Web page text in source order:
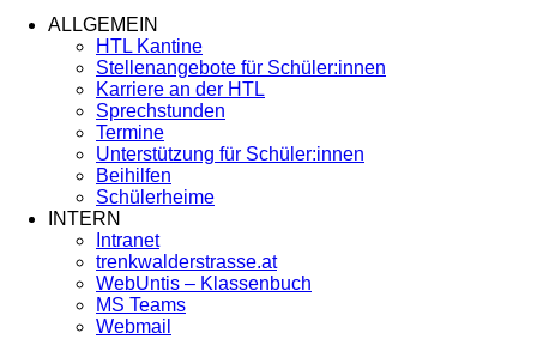
ALLGEMEIN
HTL Kantine
Stellenangebote für Schüler:innen
Karriere an der HTL
Sprechstunden
Termine
Unterstützung für Schüler:innen
Beihilfen
Schülerheime
INTERN
Intranet
trenkwalderstrasse.at
WebUntis – Klassenbuch
MS Teams
Webmail